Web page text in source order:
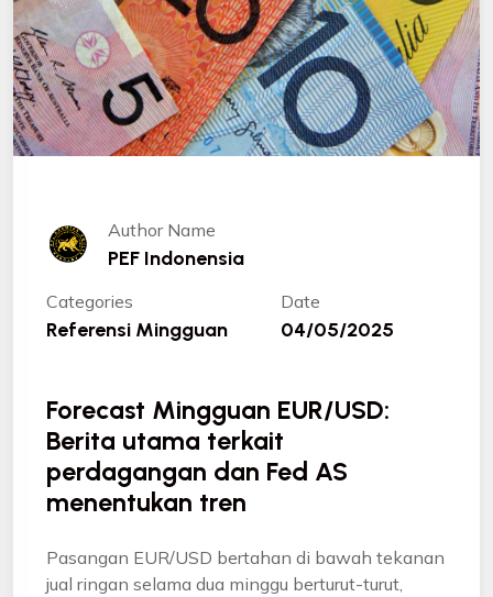
Author Name
PEF Indonensia
Categories
Referensi Mingguan
Date
04/05/2025
Forecast Mingguan EUR/USD:
Berita utama terkait
perdagangan dan Fed AS
menentukan tren
Pasangan EUR/USD bertahan di bawah tekanan
jual ringan selama dua minggu berturut-turut,